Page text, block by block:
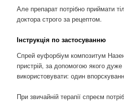
Але препарат потрібно приймати
доктора строго за рецептом.
Інструкція по застосуванню
Спрей еуфорбіум композитум
пристрій, за допомогою якого дуже
використовувати: один
При звичайній терапії спреєм